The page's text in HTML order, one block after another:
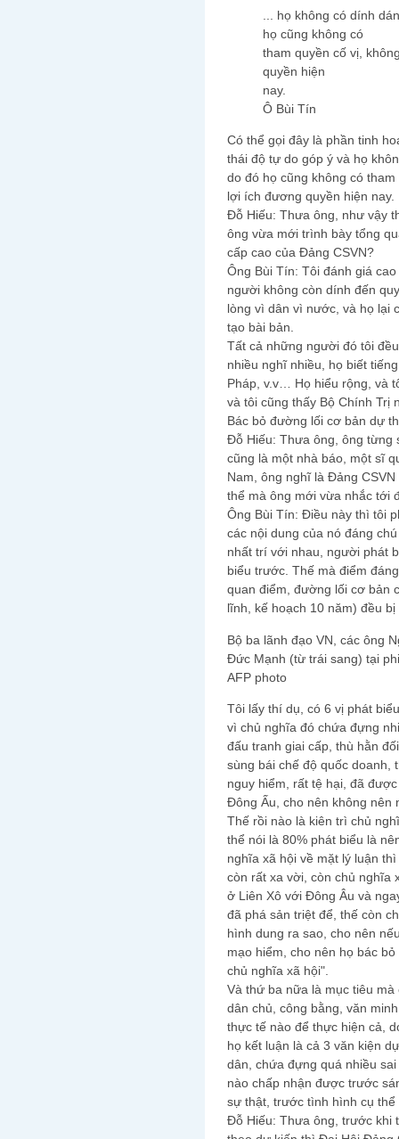
... họ không có dính
họ cũng không có
tham quyền cố vị,
quyền hiện
nay.
Ô Bùi Tín
Có thể gọi đây là phần tinh
thái độ tự do góp ý và họ
do đó họ cũng không có
lợi ích đương quyền hiện nay.
Đỗ Hiếu: Thưa ông, như vậy
ông vừa mới trình bày tổng
cấp cao của Đảng CSVN?
Ông Bùi Tín: Tôi đánh giá
người không còn dính đến
lòng vì dân vì nước, và họ lại
tạo bài bản.
Tất cả những người đó tôi
nhiều nghĩ nhiều, họ biết
Pháp, v.v… Họ hiểu rộng, và
và tôi cũng thấy Bộ Chính Trị
Bác bỏ đường lối cơ bản dự
Đỗ Hiếu: Thưa ông, ông từng
cũng là một nhà báo, một sĩ
Nam, ông nghĩ là Đảng
thể mà ông mới vừa nhắc tới
Ông Bùi Tín: Điều này thì tôi
các nội dung của nó đáng
nhất trí với nhau, người phát
biểu trước. Thế mà điểm
quan điểm, đường lối cơ bản
lĩnh, kế hoạch 10 năm) đều
Bộ ba lãnh đạo VN, các ông
Ðức Mạnh (từ trái sang) tại
AFP photo
Tôi lấy thí dụ, có 6 vị phát
vì chủ nghĩa đó chứa đựng
đấu tranh giai cấp, thù hằn
sùng bái chế độ quốc doanh,
nguy hiểm, rất tệ hại, đã
Đông Ấu, cho nên không nên
Thế rồi nào là kiên trì chủ
thể nói là 80% phát biểu là
nghĩa xã hội về mặt lý luận
còn rất xa vời, còn chủ nghĩa
ở Liên Xô với Đông Âu và
đã phá sản triệt để, thế còn
hình dung ra sao, cho nên
mạo hiểm, cho nên họ bác
chủ nghĩa xã hội".
Và thứ ba nữa là mục tiêu
dân chủ, công bằng, văn
thực tế nào để thực hiện cả,
họ kết luận là cả 3 văn kiện
dân, chứa đựng quá nhiều
nào chấp nhận được trước
sự thật, trước tình hình cụ
Đỗ Hiếu: Thưa ông, trước khi